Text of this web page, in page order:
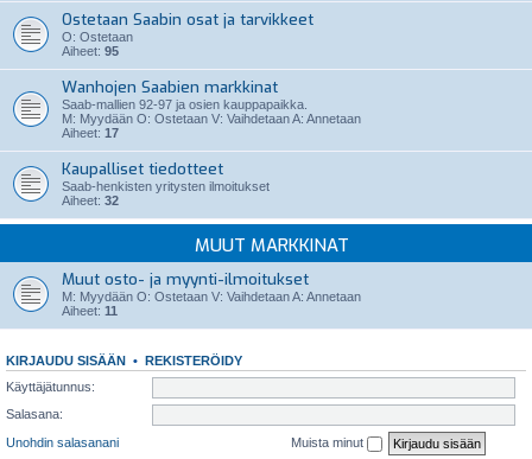
Ostetaan Saabin osat ja tarvikkeet
O: Ostetaan
Aiheet: 95
Wanhojen Saabien markkinat
Saab-mallien 92-97 ja osien kauppapaikka.
M: Myydään O: Ostetaan V: Vaihdetaan A: Annetaan
Aiheet: 17
Kaupalliset tiedotteet
Saab-henkisten yritysten ilmoitukset
Aiheet: 32
MUUT MARKKINAT
Muut osto- ja myynti-ilmoitukset
M: Myydään O: Ostetaan V: Vaihdetaan A: Annetaan
Aiheet: 11
KIRJAUDU SISÄÄN • REKISTERÖIDY
Käyttäjätunnus:
Salasana:
Unohdin salasanani
Muista minut